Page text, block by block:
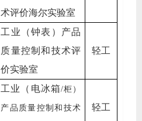
术评价海尔实验室
工业（钟表）产品
质量控制和技术评
价实验室
轻工
工业（电冰箱/柜）
产品质量控制和技术 轻工